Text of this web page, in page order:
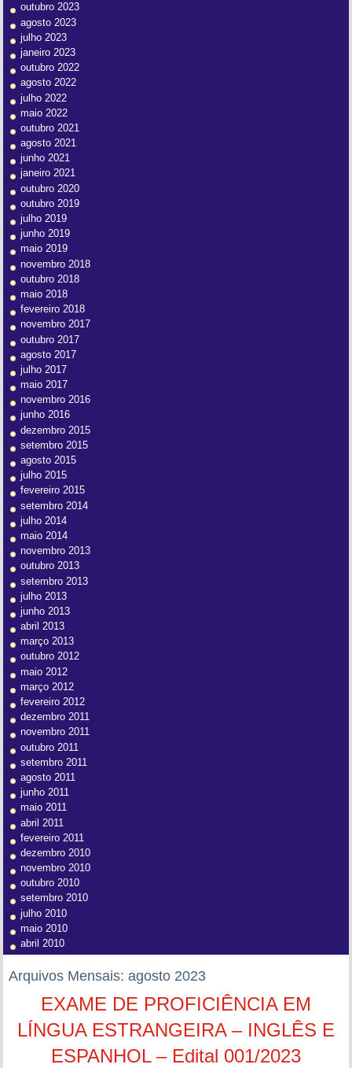
outubro 2023
agosto 2023
julho 2023
janeiro 2023
outubro 2022
agosto 2022
julho 2022
maio 2022
outubro 2021
agosto 2021
junho 2021
janeiro 2021
outubro 2020
outubro 2019
julho 2019
junho 2019
maio 2019
novembro 2018
outubro 2018
maio 2018
fevereiro 2018
novembro 2017
outubro 2017
agosto 2017
julho 2017
maio 2017
novembro 2016
junho 2016
dezembro 2015
setembro 2015
agosto 2015
julho 2015
fevereiro 2015
setembro 2014
julho 2014
maio 2014
novembro 2013
outubro 2013
setembro 2013
julho 2013
junho 2013
abril 2013
março 2013
outubro 2012
maio 2012
março 2012
fevereiro 2012
dezembro 2011
novembro 2011
outubro 2011
setembro 2011
agosto 2011
junho 2011
maio 2011
abril 2011
fevereiro 2011
dezembro 2010
novembro 2010
outubro 2010
setembro 2010
julho 2010
maio 2010
abril 2010
Arquivos Mensais:agosto 2023
EXAME DE PROFICIÊNCIA EM
LÍNGUA ESTRANGEIRA – INGLÊS E
ESPANHOL – Edital 001/2023